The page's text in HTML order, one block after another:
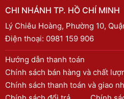
CHI NHÁNH TP. HỒ CHÍ MINH
Lý Chiêu Hoàng, Phường 10,
Điện thoại: 0981 159 906
Hướng dẫn thanh toán
Chính sách bán hàng và chất
Chính sách thanh toán và giao